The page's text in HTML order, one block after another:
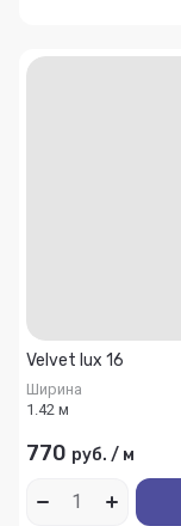
Velvet lux 16
Ширина
1.42 м
770 руб. / м